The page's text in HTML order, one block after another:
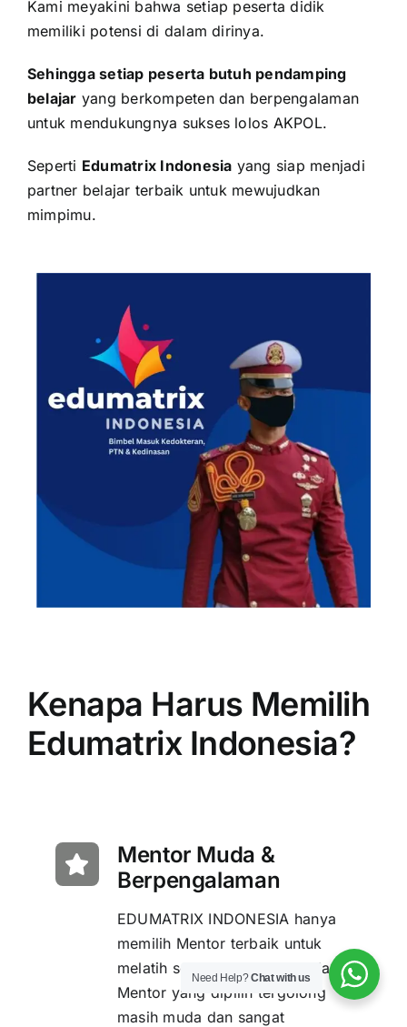
Kami meyakini bahwa setiap peserta didik
memiliki potensi di dalam dirinya.
Sehingga setiap peserta butuh pendamping
belajar yang berkompeten dan berpengalaman
untuk mendukungnya sukses lolos AKPOL.
Seperti Edumatrix Indonesia yang siap menjadi
partner belajar terbaik untuk mewujudkan
mimpimu.
Kenapa Harus Memilih
Edumatrix Indonesia?
Mentor Muda &
Berpengalaman
EDUMATRIX INDONESIA hanya
memilih Mentor terbaik untuk
melatih setiap Siswanya. Setiap
Mentor yang dipilih tergolong
masih muda dan sangat
Need Help?Chat with us